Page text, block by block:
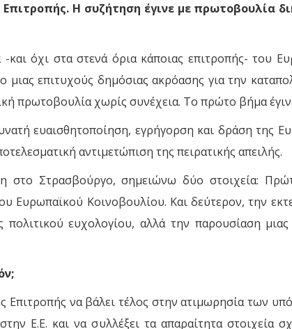
Η συζήτηση έγινε με πρωτοβουλία
και όχι στα στενά όρια κάποιας επιτροπής- του
επιτυχούς δημόσιας ακρόασης για την
πρωτοβουλία χωρίς συνέχεια. Το πρώτο βήμα
ευαισθητοποίηση, εγρήγορση και δράση της
αντιμετώπιση της πειρατικής απειλής.
Στρασβούργο, σημειώνω δύο στοιχεία:
Ευρωπαϊκού Κοινοβουλίου. Και δεύτερον, την
ευχολογίου, αλλά την παρουσίαση
να βάλει τέλος στην ατιμωρησία των
Ε.Ε. και να συλλέξει τα απαραίτητα στοιχεία